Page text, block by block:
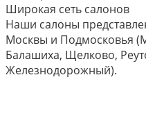
Широкая сеть салонов
Наши салоны
Москвы и Подмосковья
Балашиха, Щелково,
Железнодорожный).